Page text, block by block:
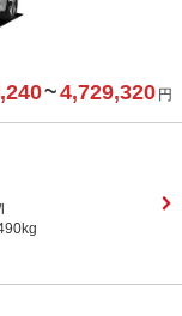
~4,729,320 円